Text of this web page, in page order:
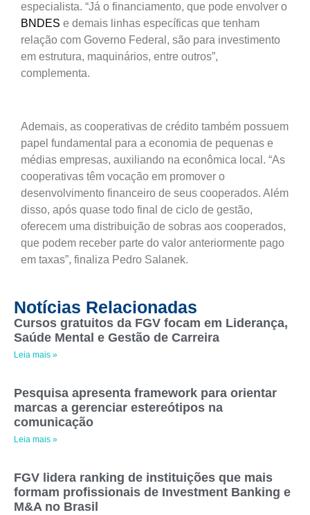
especialista. “Já o financiamento, que pode envolver o
BNDES e demais linhas específicas que tenham
relação com Governo Federal, são para investimento
em estrutura, maquinários, entre outros”,
complementa.
Ademais, as cooperativas de crédito também possuem
papel fundamental para a economia de pequenas e
médias empresas, auxiliando na econômica local. “As
cooperativas têm vocação em promover o
desenvolvimento financeiro de seus cooperados. Além
disso, após quase todo final de ciclo de gestão,
oferecem uma distribuição de sobras aos cooperados,
que podem receber parte do valor anteriormente pago
em taxas”, finaliza Pedro Salanek.
Notícias Relacionadas
Cursos gratuitos da FGV focam em Liderança,
Saúde Mental e Gestão de Carreira
Leia mais »
Pesquisa apresenta framework para orientar
marcas a gerenciar estereótipos na
comunicação
Leia mais »
FGV lidera ranking de instituições que mais
formam profissionais de Investment Banking e
M&A no Brasil